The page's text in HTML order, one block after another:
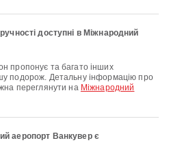
доступні в Міжнародний
подорож. Детальну інформацію про
переглянути на Міжнародний
аеропорт Ванкувер є